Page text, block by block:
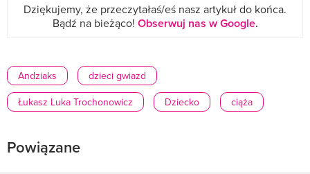
Dziękujemy, że przeczytałaś/eś nasz artykuł do końca.
Bądź na bieżąco! Obserwuj nas w Google.
Andziaks
dzieci gwiazd
Łukasz Luka Trochonowicz
Dziecko ciąża
Powiązane